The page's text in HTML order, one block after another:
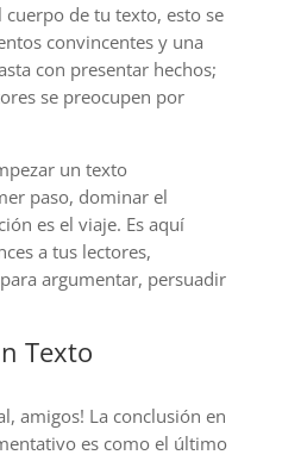
de tu texto, esto se
convincentes y una
con presentar hechos;
se preocupen por
un texto
paso, dominar el
es el viaje. Es aquí
a tus lectores,
argumentar, persuadir
Texto
amigos! La conclusión en
es como el último